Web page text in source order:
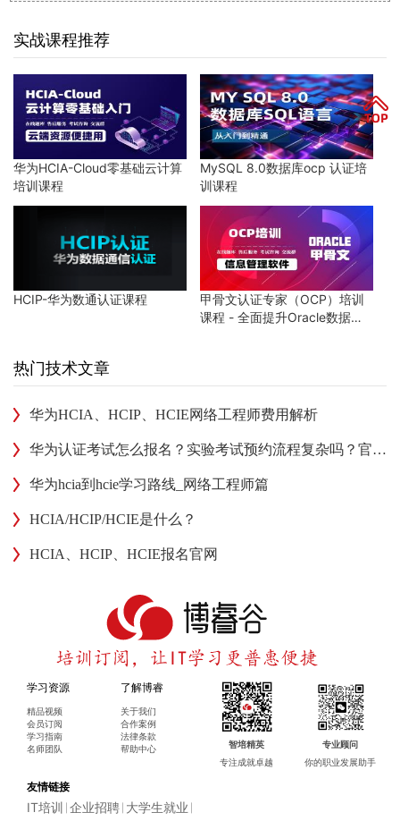
实战课程推荐
华为HCIA-Cloud零基础云计算
培训课程
MySQL 8.0数据库ocp 认证培
训课程
HCIP-华为数通认证课程
甲骨文认证专家（OCP）培训
课程 - 全面提升Oracle数据库
热门技术文章
华为HCIA、HCIP、HCIE网络工程师费用解析
华为认证考试怎么报名？实验考试预约流程复杂吗？官方平台解答！
华为hcia到hcie学习路线_网络工程师篇
HCIA/HCIP/HCIE是什么？
HCIA、HCIP、HCIE报名官网
学习资源
精品视频
会员订阅
学习指南
名师团队
了解博睿
关于我们
合作案例
法律条款
帮助中心
智培精英
专注成就卓越
专业顾问
你的职业发展助手
友情链接
IT培训 企业招聘 大学生就业